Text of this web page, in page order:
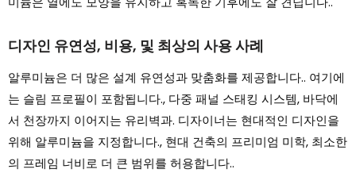
디자인 유연성, 비용, 및 최상의 사용 사례
알루미늄은 더 많은 설계 유연성과 맞춤화를 제공합니다.. 여기에
는 슬림 프로필이 포함됩니다., 다중 패널 스태킹 시스템, 바닥에
서 천장까지 이어지는 유리벽과. 디자이너는 현대적인 디자인을
위해 알루미늄을 지정합니다., 현대 건축의 프리미엄 미학, 최소한
의 프레임 너비로 더 큰 범위를 허용합니다..